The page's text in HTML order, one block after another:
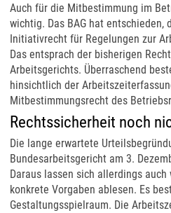
Auch für die Mitbestimmung im
wichtig. Das BAG hat entschieden,
Initiativrecht für Regelungen zur
Das entsprach der bisherigen
Arbeitsgerichts. Überraschend
hinsichtlich der
Mitbestimmungsrecht des
Rechtssicherheit noch
Die lange erwartete
Bundesarbeitsgericht am 3.
Daraus lassen sich allerdings
konkrete Vorgaben ablesen. Es
Gestaltungsspielraum. Die